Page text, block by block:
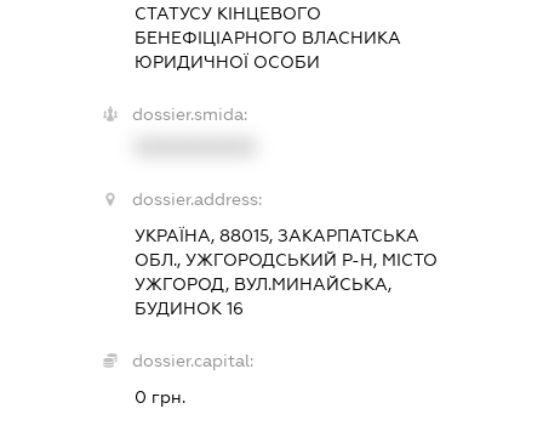
СТАТУСУ КІНЦЕВОГО
БЕНЕФІЦІАРНОГО ВЛАСНИКА
ЮРИДИЧНОЇ ОСОБИ
dossier.smida:
dossier.address:
УКРАЇНА, 88015, ЗАКАРПАТСЬКА
ОБЛ., УЖГОРОДСЬКИЙ Р-Н, МІСТО
УЖГОРОД, ВУЛ.МИНАЙСЬКА,
БУДИНОК 16
dossier.capital:
0 грн.